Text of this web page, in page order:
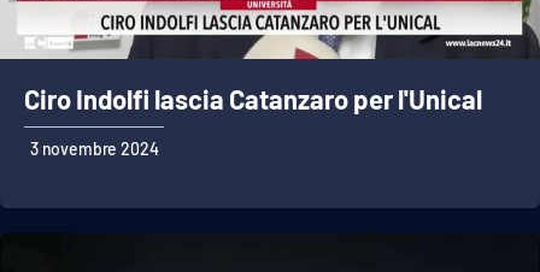
Ciro Indolfi lascia Catanzaro per l'Unical
3 novembre 2024